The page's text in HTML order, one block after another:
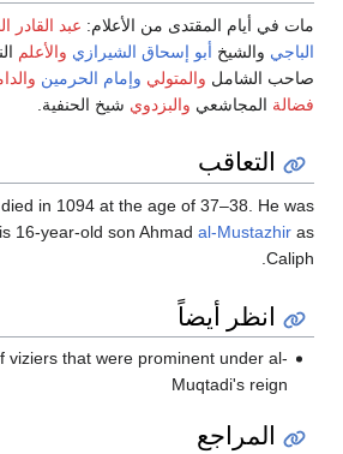
مات في أيام المقتدى من الأعلام: عبد القادر
الباجي والشيخ أبو إسحاق الشيرازي والأعلم
صاحب الشامل والمتولي وإمام الحرمين
فضالة المجاشعي والبزدوي شيخ الحنفية.
التعاقب
in 1094 at the age of 37–38. He was
16-year-old son Ahmad al-Mustazhir as
Caliph.
انظر أيضاً
viziers that were prominent under al-
Muqtadi's reign
المراجع